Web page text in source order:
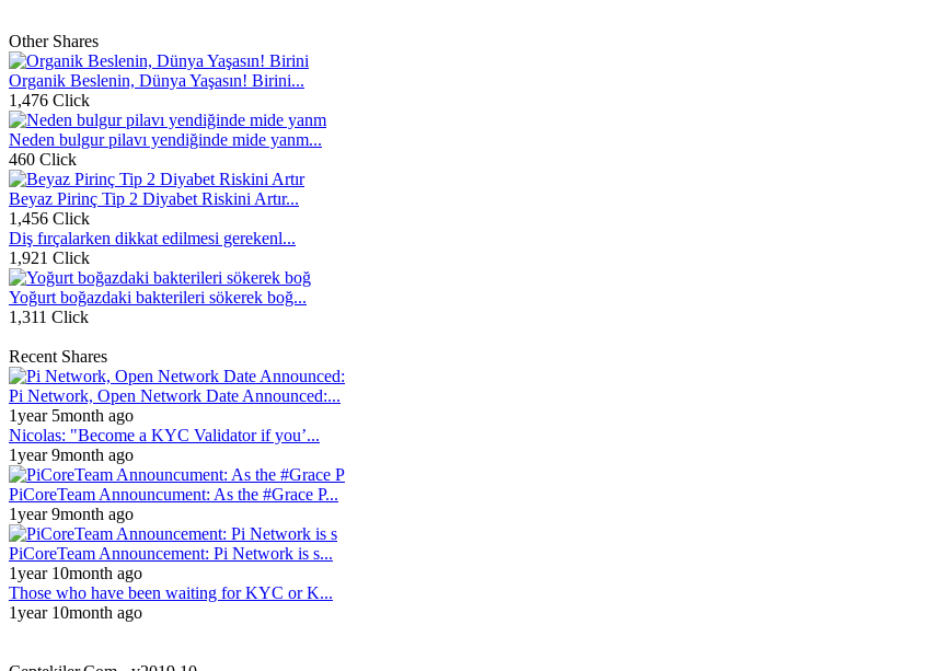
Other Shares
Organik Beslenin, Dünya Yaşasın! Birini...
1,476 Click
Neden bulgur pilavı yendiğinde mide yanm...
460 Click
Beyaz Pirinç Tip 2 Diyabet Riskini Artır...
1,456 Click
Diş fırçalarken dikkat edilmesi gerekenl...
1,921 Click
Yoğurt boğazdaki bakterileri sökerek boğ...
1,311 Click
Recent Shares
Pi Network, Open Network Date Announced:...
1year 5month ago
Nicolas: "Become a KYC Validator if you’...
1year 9month ago
PiCoreTeam Announcument: As the #Grace P...
1year 9month ago
PiCoreTeam Announcement: Pi Network is s...
1year 10month ago
Those who have been waiting for KYC or K...
1year 10month ago